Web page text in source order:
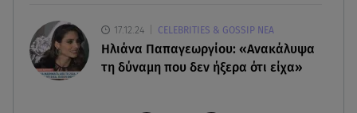
17.12.24 CELEBRITIES & GOSSIP ΝΕΑ
Ηλιάνα Παπαγεωργίου: «Ανακάλυψα
τη δύναμη που δεν ήξερα ότι είχα»